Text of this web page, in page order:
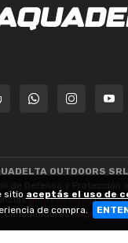
OUTDOORS SRL
de Defensa y Protección
[ingrese aquí]|
consumidores[ingrese
sitio aceptás el uso de
de compra.